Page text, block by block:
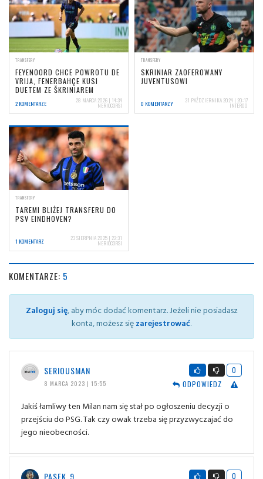
TRANSFERY
FEYENOORD CHCE POWROTU DE
VRIJA, FENERBAHÇE KUSI
DUETEM ZE ŠKRINIAREM
2 KOMENTARZE 28 MARCA 2026 | 14:34
NERIOCORSI
TRANSFERY
SKRINIAR ZAOFEROWANY
JUVENTUSOWI
0 KOMENTARZY 31 PAŹDZIERNIKA 2024 | 20:17
INTER00
TRANSFERY
TAREMI BLIŻEJ TRANSFERU DO
PSV EINDHOVEN?
1 KOMENTARZ 23 SIERPNIA 2025 | 22:31
NERIOCORSI
KOMENTARZE: 5
Zaloguj się, aby móc dodać komentarz. Jeżeli nie posiadasz
konta, możesz sięzarejestrować.
SERIOUSMAN
8 MARCA 2023 | 15:55
0
ODPOWIEDZ
Jakiś łamliwy ten Milan nam się stał po ogłoszeniu decyzji o
przejściu do PSG. Tak czy owak trzeba się przyzwyczajać do
jego nieobecności.
PASEK_9
0